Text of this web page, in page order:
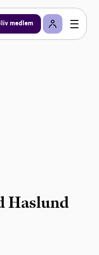
medlem
Haslund